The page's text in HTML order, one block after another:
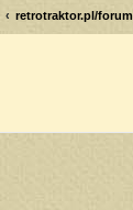
retrotraktor.pl/forum